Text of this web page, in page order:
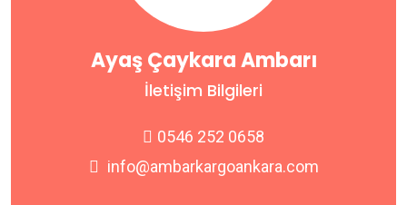
Ayaş Çaykara Ambarı
İletişim Bilgileri
0546 252 0658
info@ambarkargoankara.com